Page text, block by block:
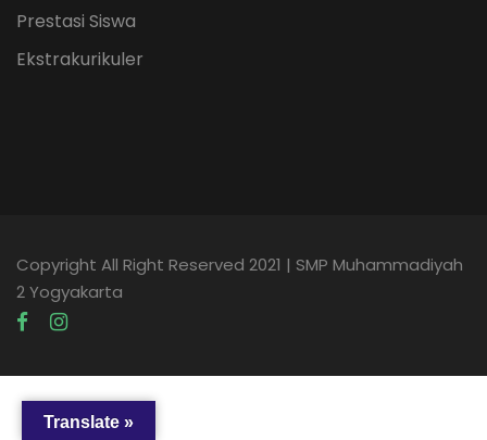
Prestasi Siswa
Ekstrakurikuler
Copyright All Right Reserved 2021 | SMP Muhammadiyah
2 Yogyakarta
Translate »